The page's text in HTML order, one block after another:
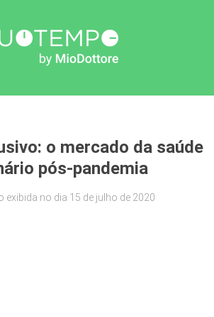
o mercado da saúde
pós-pandemia
exibida no dia 15 de julho de 2020